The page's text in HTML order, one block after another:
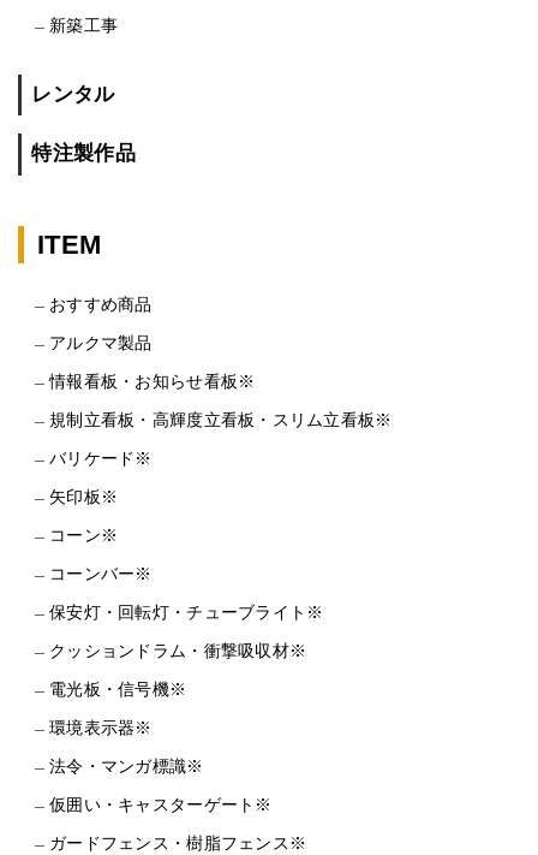
新築工事
レンタル
特注製作品
ITEM
おすすめ商品
アルクマ製品
情報看板・お知らせ看板※
規制立看板・高輝度立看板・スリム立看板※
バリケード※
矢印板※
コーン※
コーンバー※
保安灯・回転灯・チューブライト※
クッションドラム・衝撃吸収材※
電光板・信号機※
環境表示器※
法令・マンガ標識※
仮囲い・キャスターゲート※
ガードフェンス・樹脂フェンス※